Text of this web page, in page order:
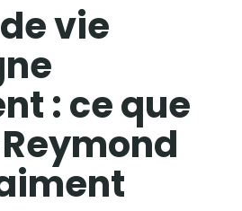
vie
: ce que